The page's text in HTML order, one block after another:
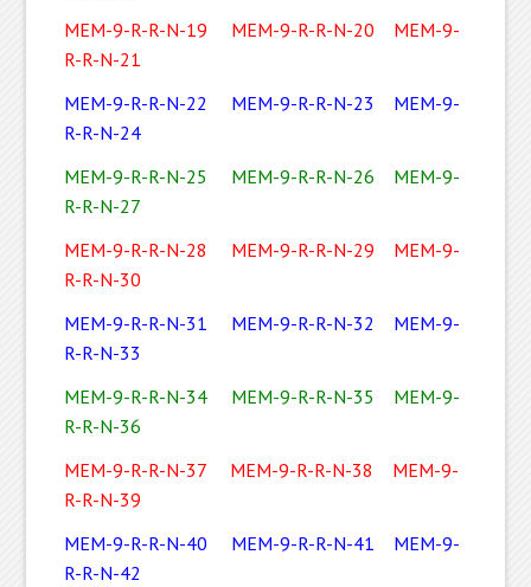
MEM-9-R-R-N-19
MEM-9-R-R-N-20
MEM-9-
R-R-N-21
MEM-9-R-R-N-22
MEM-9-R-R-N-23
MEM-9-
R-R-N-24
MEM-9-R-R-N-25
MEM-9-R-R-N-26
MEM-9-
R-R-N-27
MEM-9-R-R-N-28
MEM-9-R-R-N-29
MEM-9-
R-R-N-30
MEM-9-R-R-N-31
MEM-9-R-R-N-32
MEM-9-
R-R-N-33
MEM-9-R-R-N-34
MEM-9-R-R-N-35
MEM-9-
R-R-N-36
MEM-9-R-R-N-37
MEM-9-R-R-N-38
MEM-9-
R-R-N-39
MEM-9-R-R-N-40
MEM-9-R-R-N-41
MEM-9-
R-R-N-42